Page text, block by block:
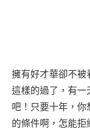
擁有好才華卻不被
這樣的過了，有一
吧！只要十年，
的條件啊，怎能